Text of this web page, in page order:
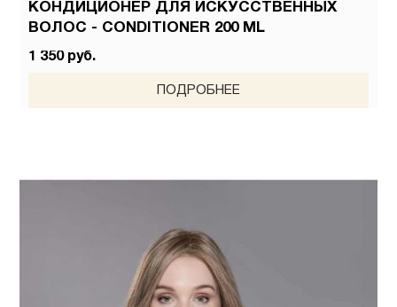
КОНДИЦИОНЕР ДЛЯ ИСКУССТВЕННЫХ
ВОЛОС - CONDITIONER 200 ML
1 350 руб.
ПОДРОБНЕЕ